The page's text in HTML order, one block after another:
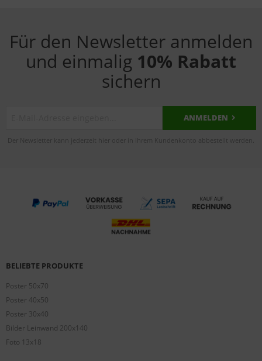
Für den Newsletter anmelden
und einmalig 10% Rabatt
sichern
ANMELDEN
Der Newsletter kann jederzeit hier oder in Ihrem Kundenkonto abbestellt werden.
BELIEBTE PRODUKTE
Poster 50x70
Poster 40x50
Poster 30x40
Bilder Leinwand 200x140
Foto 13x18